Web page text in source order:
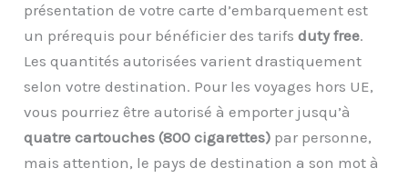
présentation de votre carte d’embarquement est
un prérequis pour bénéficier des tarifsduty free.
Les quantités autorisées varient drastiquement
selon votre destination. Pour les voyages hors UE,
vous pourriez être autorisé à emporter jusqu’à
quatre cartouches (800 cigarettes) par personne,
mais attention, le pays de destination a son mot à